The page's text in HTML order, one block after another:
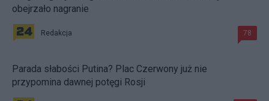
obejrzało nagranie
Redakcja 78
Parada słabości Putina? Plac Czerwony już nie
przypomina dawnej potęgi Rosji